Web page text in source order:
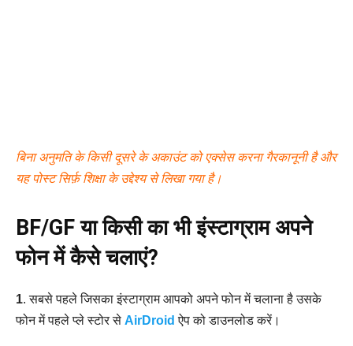
बिना अनुमति के किसी दूसरे के अकाउंट को एक्सेस करना गैरकानूनी है और
यह पोस्ट सिर्फ़ शिक्षा के उद्देश्य से लिखा गया है।
BF/GF या किसी का भी इंस्टाग्राम अपने
फोन में कैसे चलाएं?
1. सबसे पहले जिसका इंस्टाग्राम आपको अपने फोन में चलाना है उसके
फोन में पहले प्ले स्टोर से AirDroid ऐप को डाउनलोड करें।